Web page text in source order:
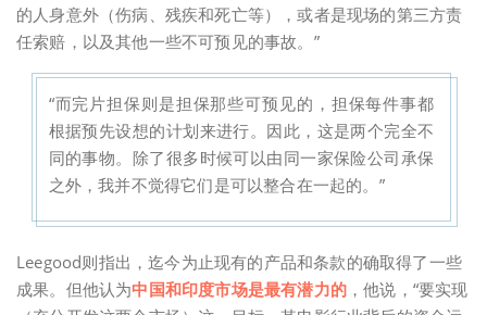
的人身意外（伤病、残疾和死亡等），或者是现场的第三方责
任索赔，以及其他一些不可预见的事故。”
“而完片担保则是担保那些可预见的，担保每件事都
根据预先设想的计划来进行。因此，这是两个完全不
同的事物。除了很多时候可以由同一家保险公司承保
之外，我并不觉得它们是可以整合在一起的。”
Leegood则指出，迄今为止现有的产品和条款的确取得了一些
成果。但他认为中国和印度市场是最有潜力的 ，他说，“要实现